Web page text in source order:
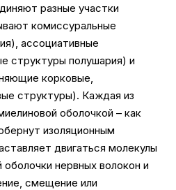
разные участки
комиссуральные
ассоциативные
структуры полушария) и
корковые,
структуры). Каждая из
оболочкой – как
изоляционным
двигаться молекулы
нервных волокон и
смещение или